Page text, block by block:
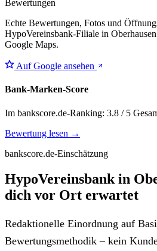
Bewertungen
Echte Bewertungen, Fotos und
HypoVereinsbank-Filiale in
Google Maps.
Auf Google ansehen
Bank-Marken-Score
Im bankscore.de-Ranking: 3.8 / 5
Bewertung lesen →
bankscore.de-Einschätzung
HypoVereinsbank in
dich vor Ort erwartet
Redaktionelle Einordnung auf
Bewertungsmethodik – kein